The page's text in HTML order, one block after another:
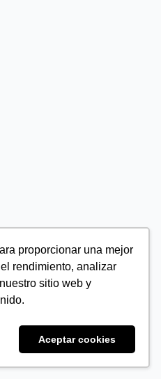
proporcionar una mejor
rendimiento, analizar
sitio web y
Aceptar cookies